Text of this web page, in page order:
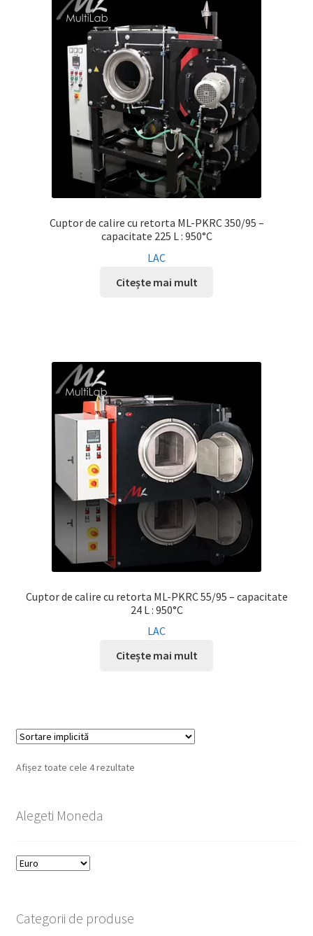
Cuptor de calire cu retorta ML-PKRC 350/95 –
capacitate 225 L : 950°C
LAC
Citește mai mult
Cuptor de calire cu retorta ML-PKRC 55/95 – capacitate
24 L : 950°C
LAC
Citește mai mult
Afișez toate cele 4 rezultate
Alegeti Moneda
Categorii de produse